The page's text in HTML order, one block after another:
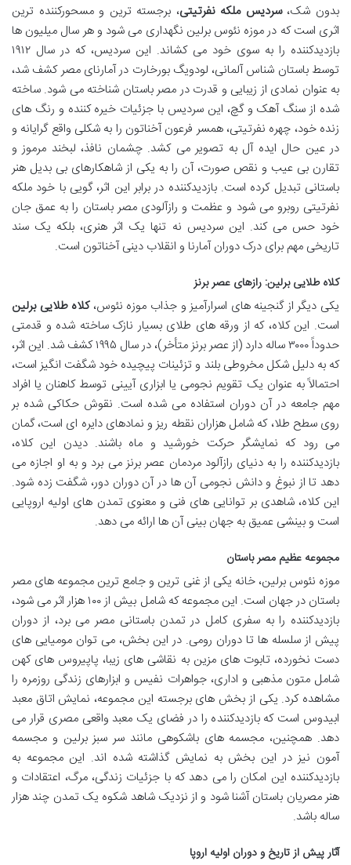
بدون شک،سردیس ملکه نفرتیتی، برجسته ترین و مسحورکننده ترین
اثری است که در موزه نئوس برلین نگهداری می شود و هر سال میلیون ها
بازدیدکننده را به سوی خود می کشاند. این سردیس، که در سال ۱۹۱۲
توسط باستان شناس آلمانی، لودویگ بورخارت در آمارنای مصر کشف شد،
به عنوان نمادی از زیبایی و قدرت در مصر باستان شناخته می شود. ساخته
شده از سنگ آهک و گچ، این سردیس با جزئیات خیره کننده و رنگ های
زنده خود، چهره نفرتیتی، همسر فرعون آخناتون را به شکلی واقع گرایانه و
در عین حال ایده آل به تصویر می کشد. چشمان نافذ، لبخند مرموز و
تقارن بی عیب و نقص صورت، آن را به یکی از شاهکارهای بی بدیل هنر
باستانی تبدیل کرده است. بازدیدکننده در برابر این اثر، گویی با خود ملکه
نفرتیتی روبرو می شود و عظمت و رازآلودی مصر باستان را به عمق جان
خود حس می کند. این سردیس نه تنها یک اثر هنری، بلکه یک سند
تاریخی مهم برای درک دوران آمارنا و انقلاب دینی آخناتون است.
کلاه طلایی برلین: رازهای عصر برنز
یکی دیگر از گنجینه های اسرارآمیز و جذاب موزه نئوس،کلاه طلایی برلین
است. این کلاه، که از ورقه های طلای بسیار نازک ساخته شده و قدمتی
حدوداً ۳۰۰۰ ساله دارد (از عصر برنز متأخر)، در سال ۱۹۹۵ کشف شد. این اثر،
که به دلیل شکل مخروطی بلند و تزئینات پیچیده خود شگفت انگیز است،
احتمالاً به عنوان یک تقویم نجومی یا ابزاری آیینی توسط کاهنان یا افراد
مهم جامعه در آن دوران استفاده می شده است. نقوش حکاکی شده بر
روی سطح طلا، که شامل هزاران نقطه ریز و نمادهای دایره ای است، گمان
می رود که نمایشگر حرکت خورشید و ماه باشند. دیدن این کلاه،
بازدیدکننده را به دنیای رازآلود مردمان عصر برنز می برد و به او اجازه می
دهد تا از نبوغ و دانش نجومی آن ها در آن دوران دور، شگفت زده شود.
این کلاه، شاهدی بر توانایی های فنی و معنوی تمدن های اولیه اروپایی
است و بینشی عمیق به جهان بینی آن ها ارائه می دهد.
مجموعه عظیم مصر باستان
موزه نئوس برلین، خانه یکی از غنی ترین و جامع ترین مجموعه های مصر
باستان در جهان است. این مجموعه که شامل بیش از ۱۰۰ هزار اثر می شود،
بازدیدکننده را به سفری کامل در تمدن باستانی مصر می برد، از دوران
پیش از سلسله ها تا دوران رومی. در این بخش، می توان مومیایی های
دست نخورده، تابوت های مزین به نقاشی های زیبا، پاپیروس های کهن
شامل متون مذهبی و اداری، جواهرات نفیس و ابزارهای زندگی روزمره را
مشاهده کرد. یکی از بخش های برجسته این مجموعه، نمایش اتاق معبد
ابیدوس است که بازدیدکننده را در فضای یک معبد واقعی مصری قرار می
دهد. همچنین، مجسمه های باشکوهی مانند سر سبز برلین و مجسمه
آمون نیز در این بخش به نمایش گذاشته شده اند. این مجموعه به
بازدیدکننده این امکان را می دهد که با جزئیات زندگی، مرگ، اعتقادات و
هنر مصریان باستان آشنا شود و از نزدیک شاهد شکوه یک تمدن چند هزار
ساله باشد.
آثار پیش از تاریخ و دوران اولیه اروپا